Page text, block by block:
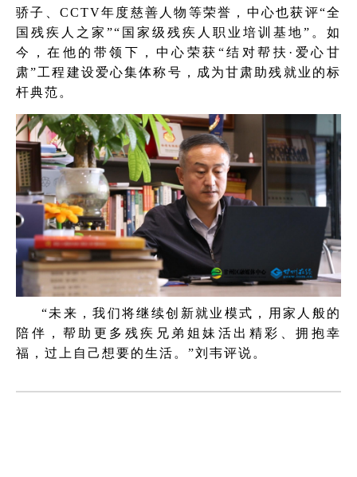
骄子、CCTV年度慈善人物等荣誉，中心也获评“全
国残疾人之家”“国家级残疾人职业培训基地”。如
今，在他的带领下，中心荣获“结对帮扶·爱心甘
肃”工程建设爱心集体称号，成为甘肃助残就业的标
杆典范。
“未来，我们将继续创新就业模式，用家人般的
陪伴，帮助更多残疾兄弟姐妹活出精彩、拥抱幸
福，过上自己想要的生活。”刘韦评说。